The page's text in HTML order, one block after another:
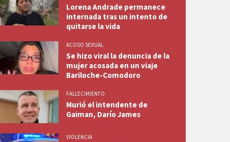
Lorena Andrade permanece
internada tras un intento de
quitarse la vida
ACOSO SEXUAL
Se hizo viral la denuncia de la
mujer acosada en un viaje
Bariloche-Comodoro
FALLECIMIENTO
Murió el intendente de
Gaiman, Darío James
VIOLENCIA